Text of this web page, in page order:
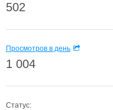
502
Просмотров в день
1 004
Статус: